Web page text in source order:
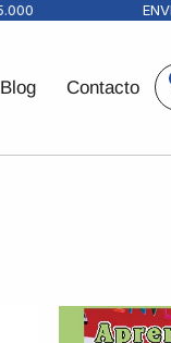
ENVIO
Blog Contacto